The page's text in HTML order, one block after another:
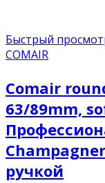
Быстрый
COMAIR
Comair
63/89mm,
ручкой